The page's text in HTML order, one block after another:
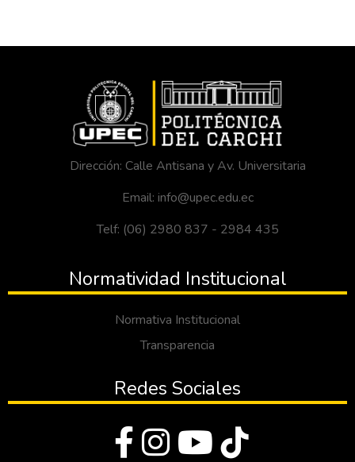
Dirección: Calle Antisana y Av. Universitaria
Email: info@upec.edu.ec
Telf: (06) 2980 837 - 2984 435
Normatividad Institucional
Normativa Institucional
Transparencia
Redes Sociales